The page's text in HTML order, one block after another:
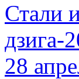
Стали
дзига-
28